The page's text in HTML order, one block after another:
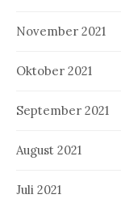
November 2021
Oktober 2021
September 2021
August 2021
Juli 2021